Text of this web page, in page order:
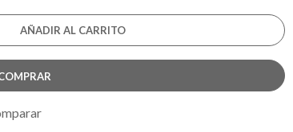
AÑADIR AL CARRITO